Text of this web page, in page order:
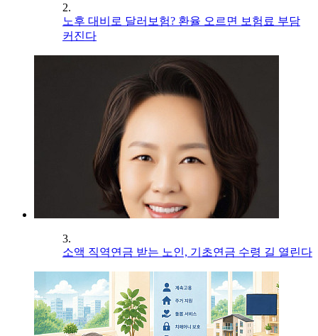
2.
노후 대비로 달러보험? 환율 오르면 보험료 부담
커진다
3.
소액 직역연금 받는 노인, 기초연금 수령 길 열린다